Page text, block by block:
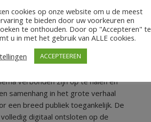
routebureaus in Overijssel wordt
tracé volgt in grote lijnen de
Overijssel.
verbonden zijn op te halen en
samenhang in het grote verhaal
een breed publiek toegankelijk. De
digitaal ontsloten op de
cookies op onze website om u de meest
te bieden door uw voorkeuren en
te onthouden. Door op "Accepteren" te
u in met het gebruik van ALLE cookies.
ACCEPTEEREN